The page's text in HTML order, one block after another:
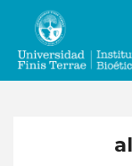
content